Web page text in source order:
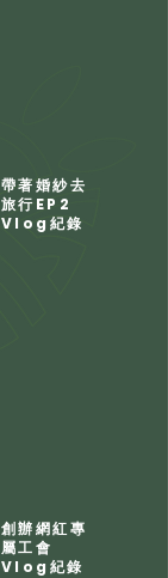
創辦網紅專
屬工會
Vlog紀錄
帶著婚紗去
旅行EP2
Vlog紀錄